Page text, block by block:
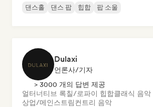
댄스홀
댄스 팝 힙합 팝 소울
Dulaxi
언론사/기자
> 3000 개의 답변 제공
얼터너티브 록칠/로파이 힙합클래식 음악
상업/메인스트림컨트리 음악